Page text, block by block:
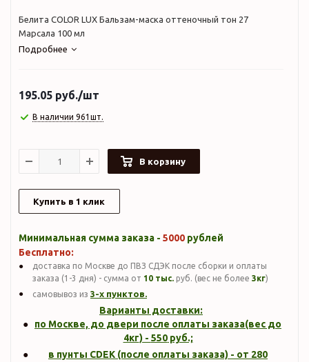
Белита COLOR LUX Бальзам-маска оттеночный тон 27
Марсала 100 мл
Подробнее
195.05 руб./шт
В наличии 961шт.
В корзину
Купить в 1 клик
Минимальная сумма заказа - 5000 рублей
Бесплатно:
доставка по Москве до ПВЗ СДЭК после сборки и оплаты
заказа (1-3 дня) - сумма от 10 тыс. руб. (вес не более 3кг)
самовывоз из 3-х пунктов.
Варианты доставки:
по Москве, до двери после оплаты заказа(вес до
4кг) - 550руб.;
в пунты CDEK (после оплаты заказа) - от 280